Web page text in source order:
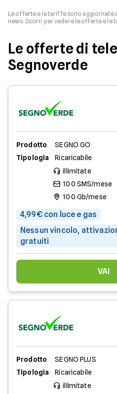
Le offerte e le tariffe sono aggiornate
news. Scorri per vedere le offerte e le
Le offerte di
Segnoverde
Prodotto
SEGNO GO
Tipologia
Ricaricabile
illimitate
100 SMS/mese
100 Gb/mese
4,99€ con luce e gas
Nessun vincolo,
gratuiti
VAI
Prodotto
SEGNO PLUS
Tipologia
Ricaricabile
illimitate